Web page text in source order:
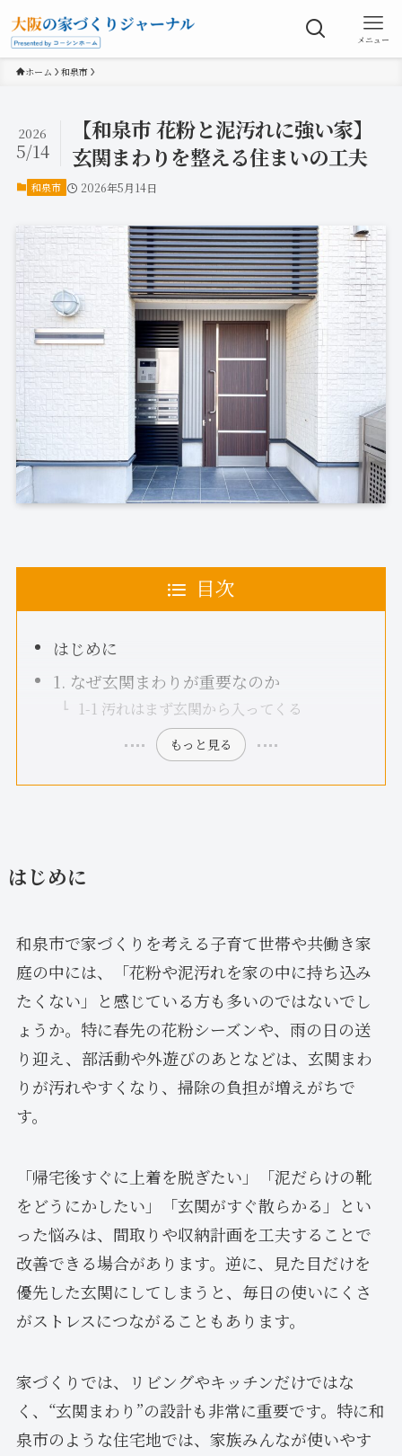
メニュー
ホーム 和泉市
【和泉市 花粉と泥汚れに強い家】
玄関まわりを整える住まいの工夫
2026
5/14
和泉市 2026年5月14日
目次
はじめに
1. なぜ玄関まわりが重要なのか
1-1 汚れはまず玄関から入ってくる
もっと見る
はじめに
和泉市で家づくりを考える子育て世帯や共働き家
庭の中には、「花粉や泥汚れを家の中に持ち込み
たくない」と感じている方も多いのではないでし
ょうか。特に春先の花粉シーズンや、雨の日の送
り迎え、部活動や外遊びのあとなどは、玄関まわ
りが汚れやすくなり、掃除の負担が増えがちで
す。
「帰宅後すぐに上着を脱ぎたい」「泥だらけの靴
をどうにかしたい」「玄関がすぐ散らかる」とい
った悩みは、間取りや収納計画を工夫することで
改善できる場合があります。逆に、見た目だけを
優先した玄関にしてしまうと、毎日の使いにくさ
がストレスにつながることもあります。
家づくりでは、リビングやキッチンだけではな
く、“玄関まわり”の設計も非常に重要です。特に和
泉市のような住宅地では、家族みんなが使いやす